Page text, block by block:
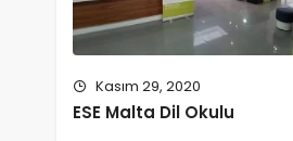
Kasım 29, 2020
ESE Malta Dil Okulu